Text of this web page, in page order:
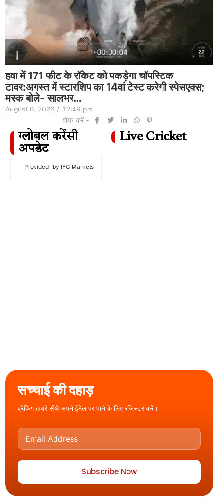
हवा में 171 फीट के रॉकेट को पकड़ेगा चॉपस्टिक
टावर:अगस्त में स्टारशिप का 14वां टेस्ट करेगी स्पेसएक्स;
मस्क बोले- सालभर…
August 6, 2026 / 12:49 pm
शेयर करें -
ग्लोबल करेंसी
अपडेट
Provided by IFC Markets
Live Cricket
सच्चाई की दहाड़
ब्रेकिंग खबरें सीधे अपने ईमेल पर पाने के लिए रजिस्टर करें।
Subscribe Now